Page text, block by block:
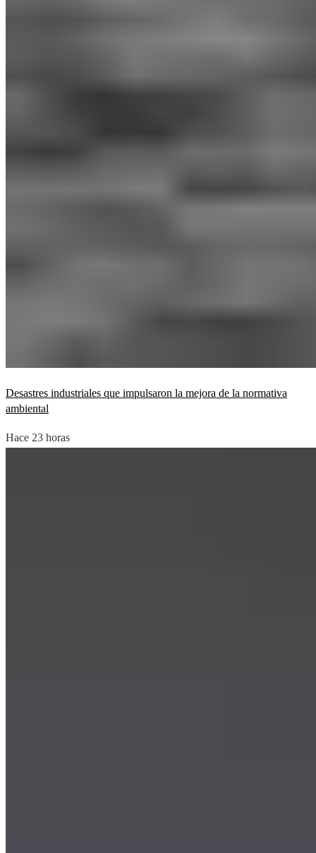
Desastres industriales que impulsaron la mejora de la normativa
ambiental
Hace 23 horas